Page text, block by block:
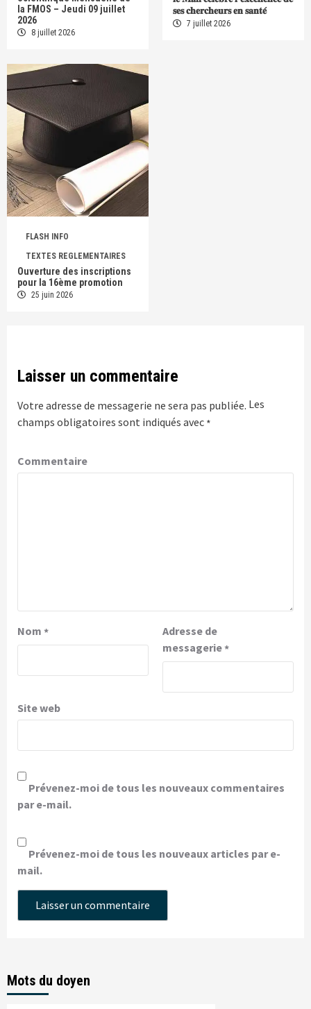
la FMOS – Jeudi 09 juillet
2026
8 juillet 2026
𝐬𝐞𝐬 𝐜𝐡𝐞𝐫𝐜𝐡𝐞𝐮𝐫𝐬 𝐞𝐧 𝐬𝐚𝐧𝐭𝐞́
7 juillet 2026
FLASH INFO
TEXTES REGLEMENTAIRES
Ouverture des inscriptions
pour la 16ème promotion
25 juin 2026
Laisser un commentaire
Votre adresse de messagerie ne sera pas publiée. Les
champs obligatoires sont indiqués avec *
Commentaire
Nom *
Adresse de
messagerie*
Site web
Prévenez-moi de tous les nouveaux commentaires
par e-mail.
Prévenez-moi de tous les nouveaux articles par e-
mail.
Mots du doyen